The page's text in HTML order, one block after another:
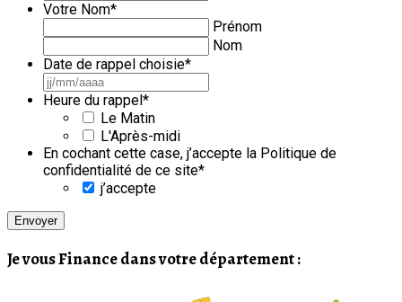
Votre Nom*
Prénom
Nom
Date de rappel choisie*
AAAA
Heure du rappel *
Le Matin
L'Après-midi
En cochant cette case, j’accepte la Politique de
confidentialité de ce site*
j’accepte
Je vous Finance dans votre département :